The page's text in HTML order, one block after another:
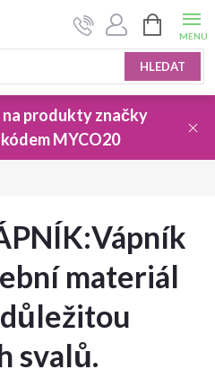
HLEDAT
KOŠÍK
na produkty značky
MYCO20
materiál
svalů.